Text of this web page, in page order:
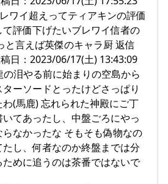
ワイ超えってティアキンの評価
評価下げたいブレワイ信者の
と言えば英傑のキャラ厨 返信
日：2023/06/17(土) 13:43:09
泪やる前に始まりの空島から
ーソードとったけどさっぱり
(馬鹿) 忘れられた神殿にご丁
てあったし、中盤ごろにやっ
なかったな そもそも偽物なの
し、何者なのか終盤までは分
めに追うのは茶番ではないで